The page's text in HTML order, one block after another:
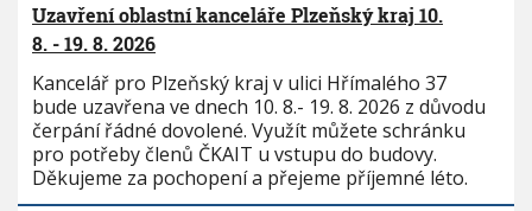
Uzavření oblastní kanceláře Plzeňský kraj 10.
8. - 19. 8. 2026
Kancelář pro Plzeňský kraj v ulici Hřímalého 37
bude uzavřena ve dnech 10. 8.- 19. 8. 2026 z důvodu
čerpání řádné dovolené. Využít můžete schránku
pro potřeby členů ČKAIT u vstupu do budovy.
Děkujeme za pochopení a přejeme příjemné léto.